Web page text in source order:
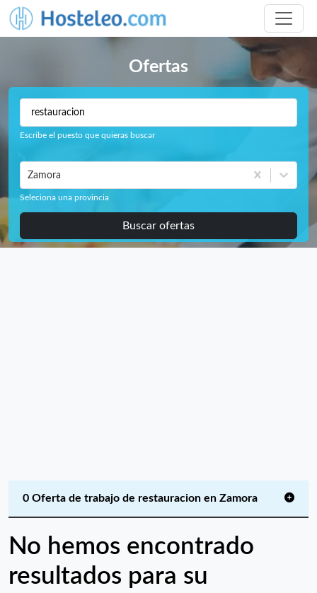
Ofertas
Escribe el puesto que quieras buscar
Zamora
Seleciona una provincia
Buscar ofertas
0 Oferta de trabajo de restauracion en Zamora
No hemos encontrado
resultados para su